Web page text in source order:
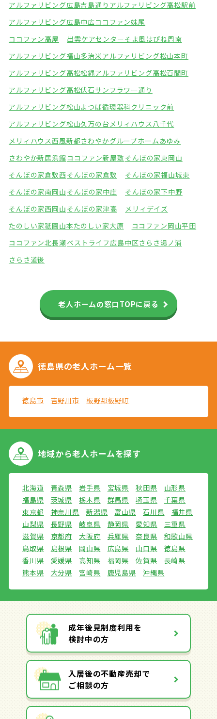
アルファリビング広島吉島通り アルファリビング高松駅前
アルファリビング広島中広ココファン妹尾
ココファン高屋
出雲ケアセンターそよ風はぴね周南
アルファリビング福山多治米アルファリビング松山本町
アルファリビング高松松縄アルファリビング高松百間町
アルファリビング高松伏石サンフラワー通り
アルファリビング松山よつば循環器科クリニック前
アルファリビング松山久万の台メリィハウス八千代
メリィハウス西風新都さわやかグループホームあゆみ
さわやか新居浜館ココファン新屋敷 そんぽの家東岡山
そんぽの家倉敷西そんぽの家倉敷
そんぽの家福山城東
そんぽの家南岡山 そんぽの家中庄
そんぽの家下中野
そんぽの家西岡山 そんぽの家津高
メリィデイズ
たのしい家祇園山本たのしい家大原
ココファン岡山平田
ココファン北長瀬ベストライフ広島中区さらさ湯ノ浦
さらさ道後
老人ホームの窓口TOPに戻る
徳島県の老人ホーム一覧
徳島市 吉野川市 板野郡板野町
地域から老人ホームを探す
北海道 青森県 岩手県 宮城県 秋田県
山形県
福島県
茨城県 栃木県 群馬県 埼玉県
千葉県
東京都
神奈川県 新潟県 富山県 石川県
福井県
山梨県
長野県 岐阜県 静岡県 愛知県
三重県
滋賀県
京都府 大阪府 兵庫県 奈良県
和歌山県
鳥取県
島根県 岡山県 広島県 山口県
徳島県
香川県
愛媛県 高知県 福岡県 佐賀県
長崎県
熊本県
大分県 宮崎県 鹿児島県 沖縄県
成年後見制度利用を
検討中の方
入居後の不動産売却で
ご相談の方